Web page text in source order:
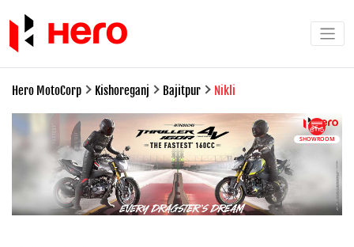
Hero MotoCorp Kishoreganj Bajitpur Nikli
SHOWROOM